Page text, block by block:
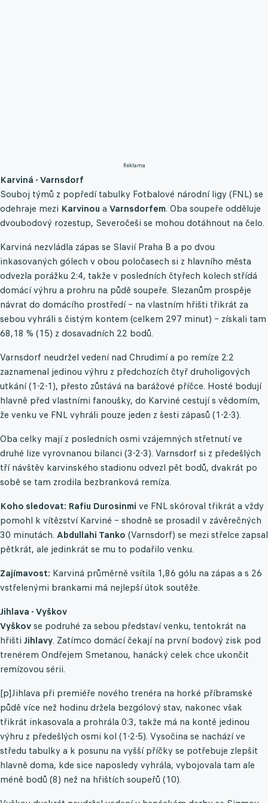
Reklama
Karviná - Varnsdorf
Souboj týmů z popředí tabulky Fotbalové národní ligy (FNL) se
odehraje mezi Karvinou a Varnsdorfem. Oba soupeře odděluje
dvoubodový rozestup, Severočeši se mohou dotáhnout na čelo.
Karviná nezvládla zápas se Slavií Praha B a po dvou
inkasovaných gólech v obou poločasech si z hlavního města
odvezla porážku 2:4, takže v posledních čtyřech kolech střídá
domácí výhru a prohru na půdě soupeře. Slezanům prospěje
návrat do domácího prostředí – na vlastním hřišti třikrát za
sebou vyhráli s čistým kontem (celkem 297 minut) – získali tam
68,18 % (15) z dosavadních 22 bodů.
Varnsdorf neudržel vedení nad Chrudimí a po remíze 2:2
zaznamenal jedinou výhru z předchozích čtyř druholigových
utkání (1-2-1), přesto zůstává na barážové příčce. Hosté bodují
hlavně před vlastními fanoušky, do Karviné cestují s vědomím,
že venku ve FNL vyhráli pouze jeden z šesti zápasů (1-2-3).
Oba celky mají z posledních osmi vzájemných střetnutí ve
druhé lize vyrovnanou bilanci (3-2-3). Varnsdorf si z předešlých
tří návštěv karvinského stadionu odvezl pět bodů, dvakrát po
sobě se tam zrodila bezbranková remíza.
Koho sledovat: Rafiu Durosinmi ve FNL skóroval třikrát a vždy
pomohl k vítězství Karviné – shodně se prosadil v závěrečných
30 minutách. Abdullahi Tanko (Varnsdorf) se mezi střelce zapsal
pětkrát, ale jedinkrát se mu to podařilo venku.
Zajímavost: Karviná průměrně vsítila 1,86 gólu na zápas a s 26
vstřelenými brankami má nejlepší útok soutěže.
Jihlava - Vyškov
Vyškov se podruhé za sebou představí venku, tentokrát na
hřišti Jihlavy. Zatímco domácí čekají na první bodový zisk pod
trenérem Ondřejem Smetanou, hanácký celek chce ukončit
remízovou sérii.
[p]Jihlava při premiéře nového trenéra na horké příbramské
půdě více než hodinu držela bezgólový stav, nakonec však
třikrát inkasovala a prohrála 0:3, takže má na kontě jedinou
výhru z předešlých osmi kol (1-2-5). Vysočina se nachází ve
středu tabulky a k posunu na vyšší příčky se potřebuje zlepšit
hlavně doma, kde sice naposledy vyhrála, vybojovala tam ale
méně bodů (8) než na hřištích soupeřů (10).